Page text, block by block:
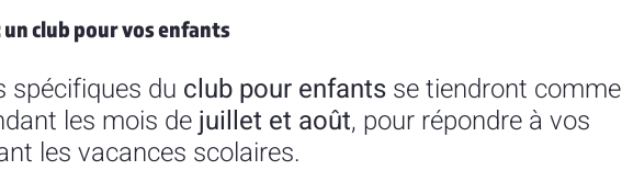
club pour vos enfants
spécifiques du club pour enfants se tiendront comme
les mois de juillet et août, pour répondre à vos
les vacances scolaires.